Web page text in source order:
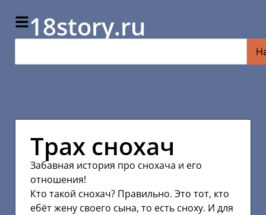
18story.ru
Трах снохач
Забавная история про снохача и его
отношения!
Кто такой снохач? Правильно. Это тот, кто
ебёт жену своего сына, то есть сноху. И для